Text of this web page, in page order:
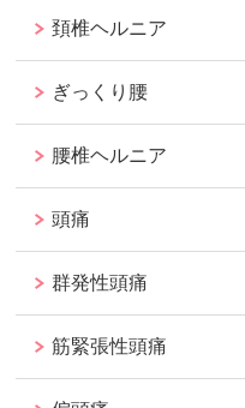
頚椎ヘルニア
ぎっくり腰
腰椎ヘルニア
頭痛
群発性頭痛
筋緊張性頭痛